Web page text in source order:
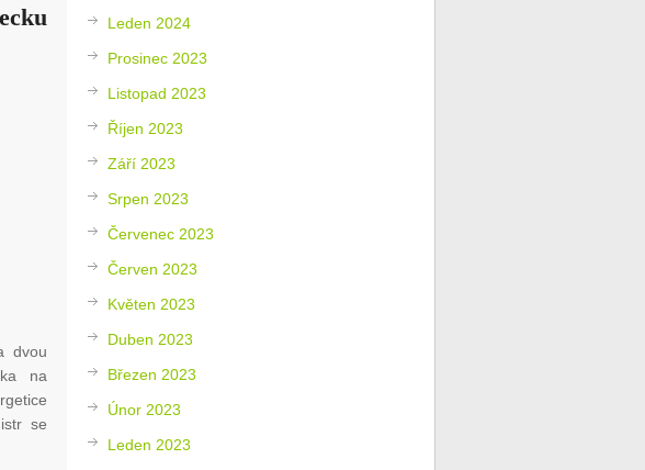
dvou
na
se
Leden 2024
Prosinec 2023
Listopad 2023
Říjen 2023
Září 2023
Srpen 2023
Červenec 2023
Červen 2023
Květen 2023
Duben 2023
Březen 2023
Únor 2023
Leden 2023